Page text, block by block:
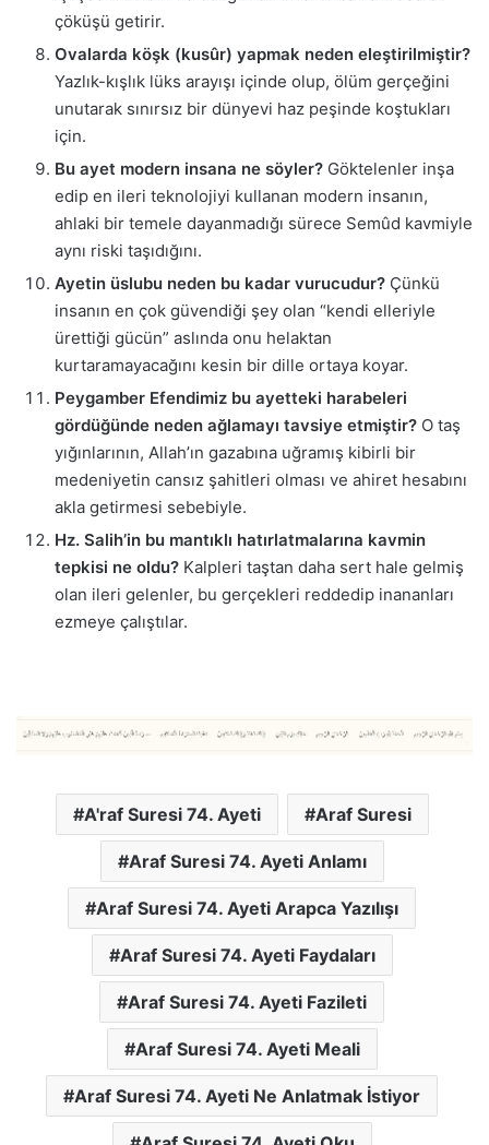
çöküşü getirir.
Ovalarda köşk (kusûr) yapmak neden eleştirilmiştir?
Yazlık-kışlık lüks arayışı içinde olup, ölüm gerçeğini
unutarak sınırsız bir dünyevi haz peşinde koştukları
için.
Bu ayet modern insana ne söyler? Göktelenler inşa
edip en ileri teknolojiyi kullanan modern insanın,
ahlaki bir temele dayanmadığı sürece Semûd kavmiyle
aynı riski taşıdığını.
Ayetin üslubu neden bu kadar vurucudur? Çünkü
insanın en çok güvendiği şey olan “kendi elleriyle
ürettiği gücün” aslında onu helaktan
kurtaramayacağını kesin bir dille ortaya koyar.
Peygamber Efendimiz bu ayetteki harabeleri
gördüğünde neden ağlamayı tavsiye etmiştir? O taş
yığınlarının, Allah’ın gazabına uğramış kibirli bir
medeniyetin cansız şahitleri olması ve ahiret hesabını
akla getirmesi sebebiyle.
Hz. Salih’in bu mantıklı hatırlatmalarına kavmin
tepkisi ne oldu? Kalpleri taştan daha sert hale gelmiş
olan ileri gelenler, bu gerçekleri reddedip inananları
ezmeye çalıştılar.
A'raf Suresi 74. Ayeti Araf Suresi
Araf Suresi 74. Ayeti Anlamı
Araf Suresi 74. Ayeti Arapca Yazılışı
Araf Suresi 74. Ayeti Faydaları
Araf Suresi 74. Ayeti Fazileti
Araf Suresi 74. Ayeti Meali
Araf Suresi 74. Ayeti Ne Anlatmak İstiyor